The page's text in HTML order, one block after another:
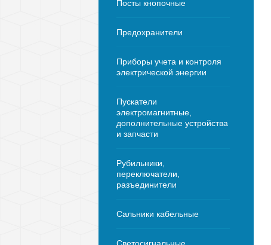
Посты кнопочные
Предохранители
Приборы учета и контроля
электрической энергии
Пускатели
электромагнитные,
дополнительные устройства
и запчасти
Рубильники,
переключатели,
разъединители
Сальники кабельные